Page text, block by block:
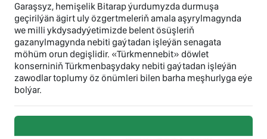
Garaşsyz, hemişelik Bitarap ýurdumyzda durmuşa
geçirilýän ägirt uly özgertmeleriň amala aşyrylmagynda
we milli ykdysadyýetimizde belent ösüşleriň
gazanylmagynda nebiti gaýtadan işleýän senagata
möhüm orun degişlidir. «Türkmennebit» döwlet
konserniniň Türkmenbaşydaky nebiti gaýtadan işleýän
zawodlar toplumy öz önümleri bilen barha meşhurlyga eýe
bolýar.